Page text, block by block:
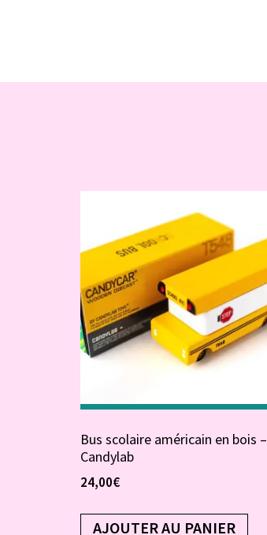
Bus scolaire américain en bois –
Candylab
24,00€
AJOUTER AU PANIER